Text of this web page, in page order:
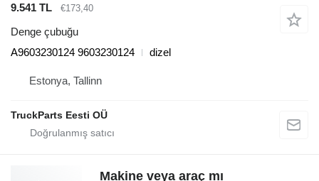
9.541 TL €173,40
Denge çubuğu
A9603230124 9603230124
dizel
Estonya, Tallinn
TruckParts Eesti OÜ
Makine veya araç mı